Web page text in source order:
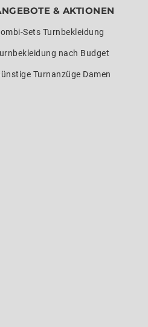
& AKTIONEN
Sets Turnbekleidung
nach Budget
Turnanzüge Damen